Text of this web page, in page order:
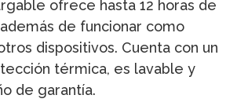
ofrece hasta 12 horas de
de funcionar como
dispositivos. Cuenta con un
térmica, es lavable y
de garantía.